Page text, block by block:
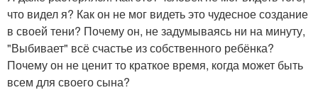
что видел я? Как он не мог видеть это чудесное создание
в своей тени? Почему он, не задумываясь ни на минуту,
"Выбивает" всё счастье из собственного ребёнка?
Почему он не ценит то краткое время, когда может быть
всем для своего сына?